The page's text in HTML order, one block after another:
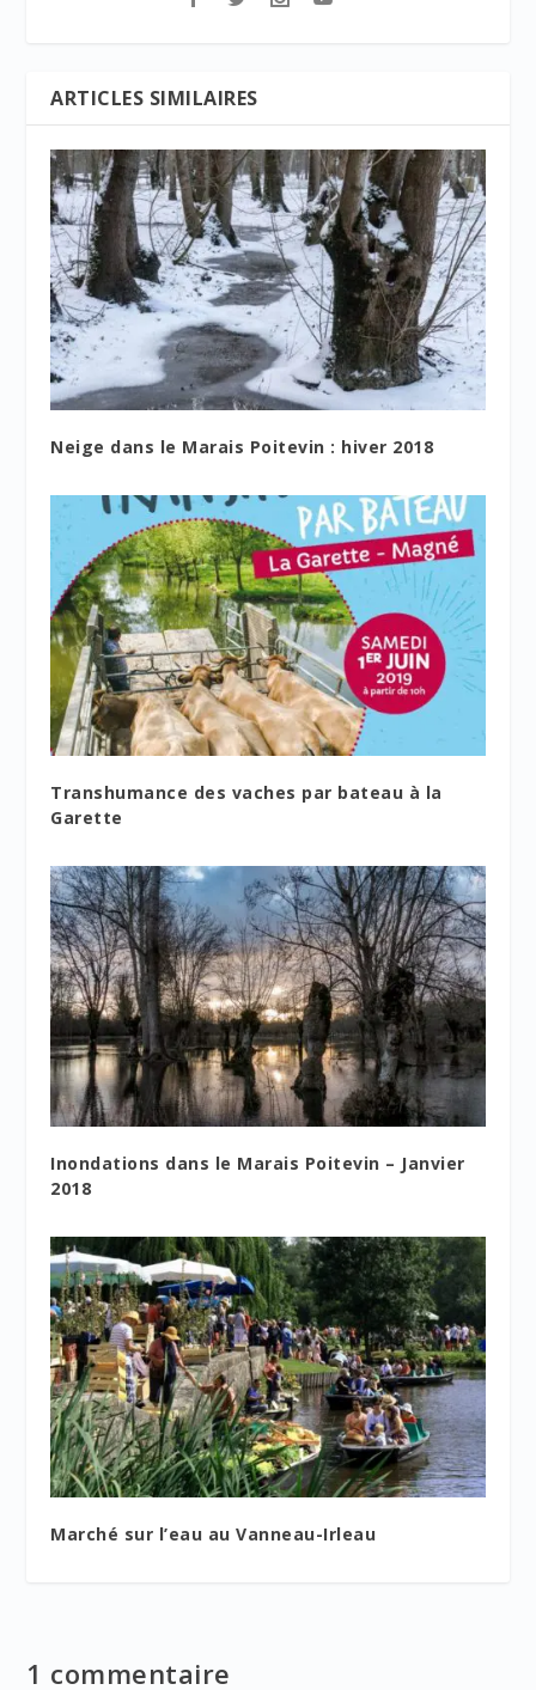
ARTICLES SIMILAIRES
Neige dans le Marais Poitevin : hiver 2018
Transhumance des vaches par bateau à la
Garette
Inondations dans le Marais Poitevin – Janvier
2018
Marché sur l’eau au Vanneau-Irleau
1 commentaire